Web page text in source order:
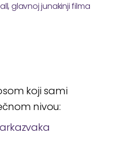
glavnoj junakinji filma
koji sami
nivou: